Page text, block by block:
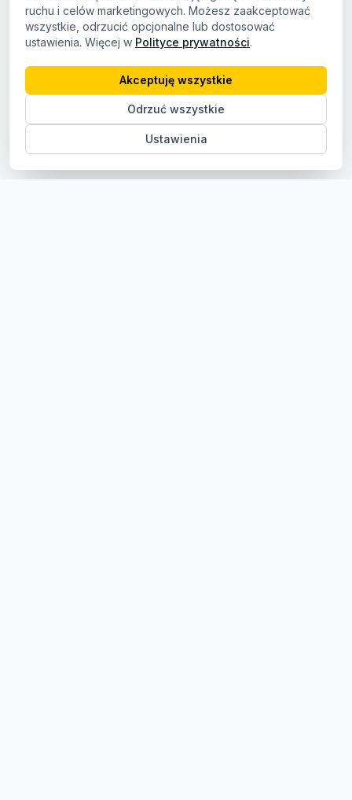
ruchu i celów marketingowych. Możesz zaakceptować
wszystkie, odrzucić opcjonalne lub dostosować
ustawienia. Więcej w Polityce prywatności.
Ustawienia
Odrzuć wszystkie
Akceptuję wszystkie